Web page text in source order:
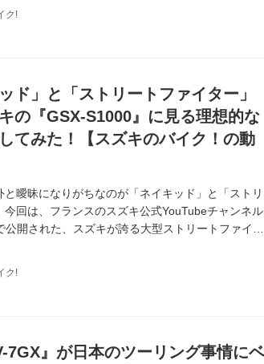
ク!
ド」と「ストリートファイター」
の『GSX-S1000』に見る理想的な
てみた！【スズキのバイク！の動
曖昧になりがちなのが「ネイキッド」と「ストリ
回は、フランスのスズキ公式YouTubeチャンネル
公開された、スズキが誇る大型ストリートファイタ
ク!
7GX』が日本のツーリング事情にベ